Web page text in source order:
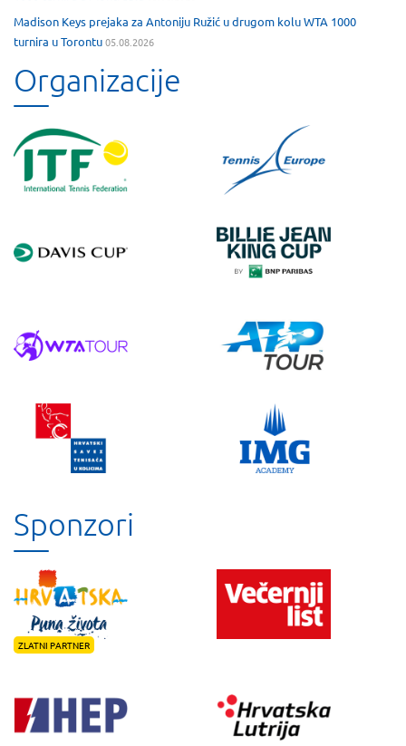
Madison Keys prejaka za Antoniju Ružić u drugom kolu WTA 1000
turnira u Torontu05.08.2026
Organizacije
Sponzori
ZLATNI PARTNER